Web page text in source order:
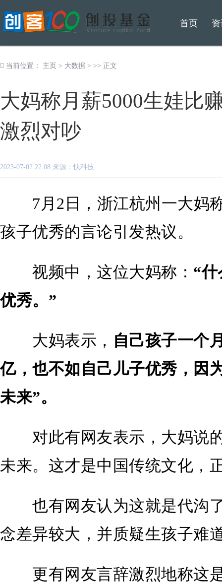
首页
当前位置： 主页 > 大数据 > >> 正文
大妈称月薪5000生娃比
激烈对吵
2023-07-02 22:08 来源：快科技
7月2日，浙江杭州一大妈
孩子优秀的言论引发热议。
视频中，这位大妈称： “
优秀。”
大妈表示， 自己孩子一个
亿，也不如自己儿子优秀，因
未来”。
对此有网友表示，大妈说
未来。这才是中国传统文化，
也有网友认为这就是代沟
念差异较大，并质疑生孩子难
更有网友言辞激烈地称这